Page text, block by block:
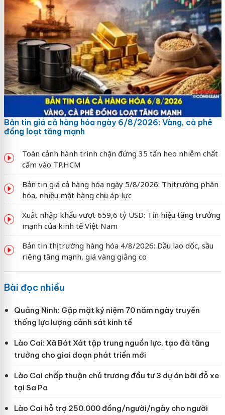
Bản tin giá cả hàng hóa ngày 6/8/2026: Vàng, cà phê
đồng loạt tăng mạnh
Toàn cảnh hành trình chặn đứng 35 tấn heo nhiễm chất
cấm vào TP.HCM
Bản tin giá cả hàng hóa ngày 5/8/2026: Thị trường phân
hóa, nhiều mặt hàng chịu áp lực
Xuất nhập khẩu vượt 659,6 tỷ USD: Tín hiệu tăng trưởng
mạnh của kinh tế Việt Nam
Bản tin thị trường hàng hóa 4/8/2026: Dầu lao dốc, sầu
riêng tăng mạnh, giá vàng giằng co
Bài đọc nhiều
Quảng Ninh: Gặp mặt kỷ niệm 70 năm ngày truyền
thống lực lượng cảnh sát kinh tế
Lào Cai: Xã Bát Xát tập trung nguồn lực, tạo đà tăng
trưởng cho giai đoạn phát triển mới
Lào Cai chấp thuận chủ trương đầu tư 3 dự án bãi đỗ xe
tại Sa Pa
Lào Cai hỗ trợ 250.000 đồng/người/ngày cho người